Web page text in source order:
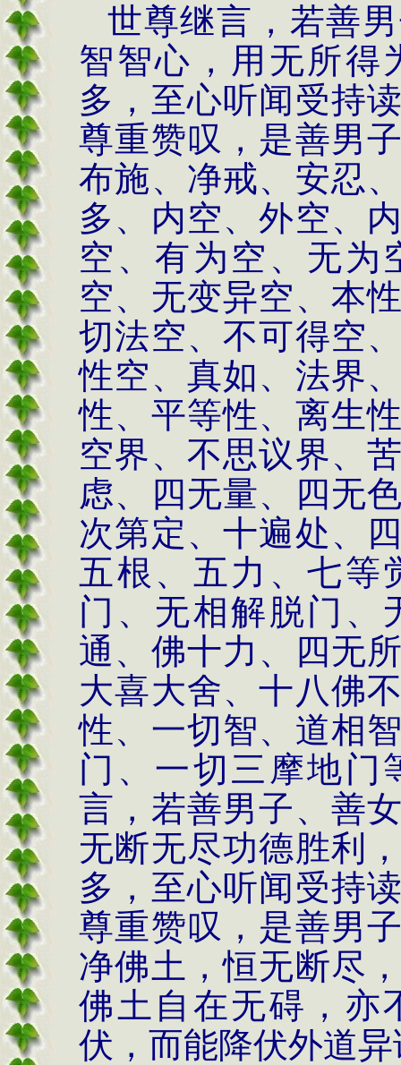
世尊继言，若善
智智心，用无所得
多，至心听闻受持
尊重赞叹，是善男
布施、净戒、安忍
多、内空、外空、
空、有为空、无为
空、无变异空、本
切法空、不可得空
性空、真如、法界
性、平等性、离生
空界、不思议界、
虑、四无量、四无
次第定、十遍处、
五根、五力、七等
门、无相解脱门、
通、佛十力、四无
大喜大舍、十八佛
性、一切智、道相
门、一切三摩地门
言，若善男子、善
无断无尽功德胜利
多，至心听闻受持
尊重赞叹，是善男
净佛土，恒无断尽
佛土自在无碍，亦
伏，而能降伏外道